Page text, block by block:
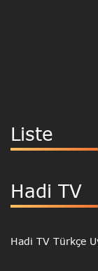
Liste
Hadi TV
Hadi TV Türkçe